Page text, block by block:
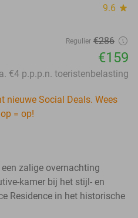
9.6 star
Regulier €286
€159
€4 p.p.p.n. toeristenbelasting
nieuwe Social Deals. Wees
= op!
zalige overnachting
kamer bij het stijl- en
Residence in het historische